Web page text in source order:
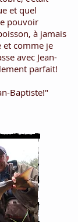
et quel
pouvoir
à jamais
et comme je
avec Jean-
parfait!
Baptiste!"